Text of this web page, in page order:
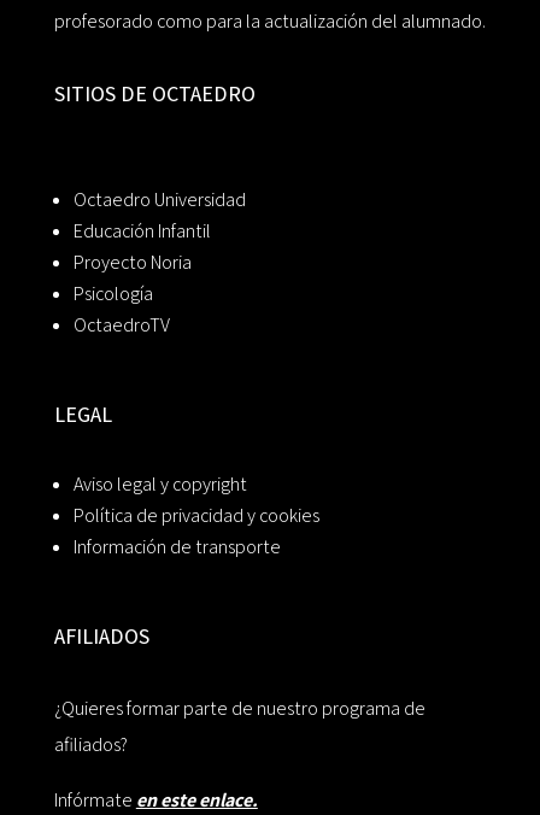
profesorado como para la actualización del alumnado.
SITIOS DE OCTAEDRO
Octaedro Universidad
Educación Infantil
Proyecto Noria
Psicología
OctaedroTV
LEGAL
Aviso legal y copyright
Política de privacidad y cookies
Información de transporte
AFILIADOS
¿Quieres formar parte de nuestro programa de
afiliados?
Infórmate en este enlace.